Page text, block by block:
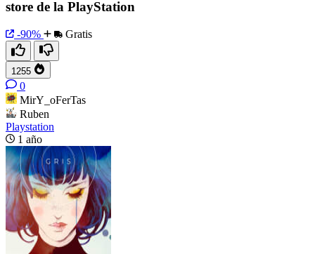
store de la PlayStation
-90% Gratis
1255
0
MirY_oFerTas
Ruben
Playstation
1 año